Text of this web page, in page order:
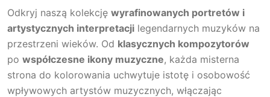
Odkryj naszą kolekcję wyrafinowanych portretów i
artystycznych interpretacji legendarnych muzyków na
przestrzeni wieków. Od klasycznych kompozytorów
po współczesne ikony muzyczne, każda misterna
strona do kolorowania uchwytuje istotę i osobowość
wpływowych artystów muzycznych, włączając